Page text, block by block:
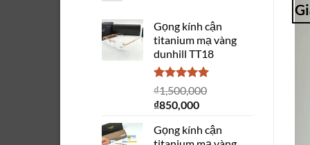
Gọng kính cận
titanium mạ vàng
dunhill TT18
Được xếp
hạng 5.00
5 sao
₫1,500,000
Giá
là:
₫850,000Giá
tại
Gọng kính cận